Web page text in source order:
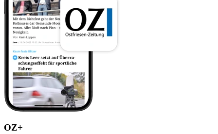
OZ+